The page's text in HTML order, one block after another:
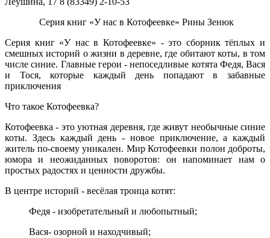
Серия книг «У нас в Котофеевке» Рины Зенюк
Серия книг «У нас в Котофеевке» - это сборник тёплых и
смешных историй о жизни в деревне, где обитают коты, в том
числе синие. Главные герои - непоседливые котята Федя, Вася
и Тося, которые каждый день попадают в забавные
приключения
Что такое Котофеевка?
Котофеевка - это уютная деревня, где живут необычные синие
коты. Здесь каждый день - новое приключение, а каждый
житель по‑своему уникален. Мир Котофеевки полон доброты,
юмора и неожиданных поворотов: он напоминает нам о
простых радостях и ценности дружбы.
В центре историй - весёлая троица котят:
Федя - изобретательный и любопытный;
Вася- озорной и находчивый;